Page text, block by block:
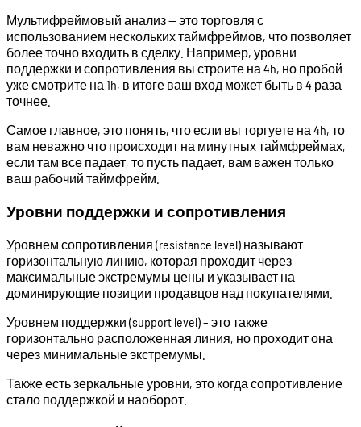
Мультифреймовый анализ — это торговля с
использованием нескольких таймфреймов, что позволяет
более точно входить в сделку. Например, уровни
поддержки и сопротивления вы строите на 4h, но пробой
уже смотрите на 1h, в итоге ваш вход может быть в 4 раза
точнее.
Самое главное, это понять, что если вы торгуете на 4h, то
вам неважно что происходит на минутных таймфреймах,
если там все падает, то пусть падает, вам важен только
ваш рабочий таймфрейм.
Уровни поддержки и сопротивления
Уровнем сопротивления (resistance level) называют
горизонтальную линию, которая проходит через
максимальные экстремумы цены и указывает на
доминирующие позиции продавцов над покупателями.
Уровнем поддержки (support level) – это также
горизонтально расположенная линия, но проходит она
через минимальные экстремумы.
Также есть зеркальные уровни, это когда сопротивление
стало поддержкой и наоборот.